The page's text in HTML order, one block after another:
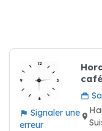
Signaler une
erreur